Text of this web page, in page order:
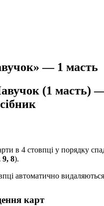
— 1 масть
(1 масть)
в 4 стовпці у порядку
9, 8).
автоматично
карт